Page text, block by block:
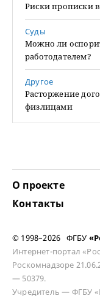
Риски прописки
Суды
Можно ли
работодателем?
Другое
Расторжение
физлицами
О проекте
Контакты
© 1998–2026 ФГБУ
Интернет-портал
Роскомнадзоре
— 50379.
Учредитель — ФГБУ